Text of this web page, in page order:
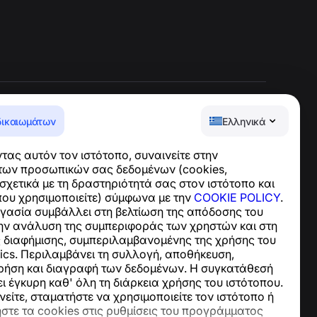
Ελληνικά
αυτόν τον ιστότοπο, συναινείτε στην
προσωπικών σας δεδομένων (cookies,
με τη δραστηριότητά σας στον ιστότοπο και
χρησιμοποιείτε) σύμφωνα με την COOKIE POLICY.
συμβάλλει στη βελτίωση της απόδοσης του
ανάλυση της συμπεριφοράς των χρηστών και στη
διαφήμισης, συμπεριλαμβανομένης της χρήσης του
Περιλαμβάνει τη συλλογή, αποθήκευση,
και διαγραφή των δεδομένων. Η συγκατάθεσή
έγκυρη καθ' όλη τη διάρκεια χρήσης του ιστότοπου.
σταματήστε να χρησιμοποιείτε τον ιστότοπο ή
τα cookies στις ρυθμίσεις του προγράμματος
Ειδήσεις και Άρθρα
Σχετικά με το έργο
Επαφές